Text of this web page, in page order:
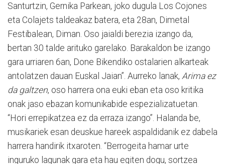
Santurtzin, Gernika Parkean, joko dugula Los Cojones
eta Colajets taldeakaz batera, eta 28an, Dimetal
Festibalean, Diman. Oso jaialdi berezia izango da,
bertan 30 talde arituko garelako. Barakaldon be izango
gara urriaren 6an, Done Bikendiko ostalarien alkarteak
antolatzen dauan Euskal Jaian”. Aurreko lanak, Arima ez
da galtzen, oso harrera ona euki eban eta oso kritika
onak jaso ebazan komunikabide espezializatuetan.
“Hori errepikatzea ez da erraza izango”. Halanda be,
musikariek esan deuskue hareek aspaldidanik ez dabela
harrera handirik itxaroten. “Berrogeita hamar urte
inguruko lagunak gara eta hau egiten dogu, sortzea